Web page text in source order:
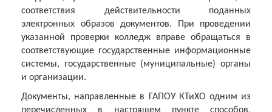
соответствия действительности поданных
электронных образов документов. При проведении
указанной проверки колледж вправе обращаться в
соответствующие государственные информационные
системы, государственные (муниципальные) органы
и организации.
Документы, направленные в ГАПОУ КТиХО одним из